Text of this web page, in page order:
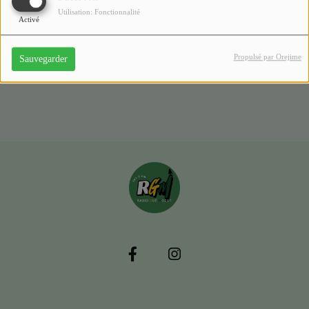
Activé
Utilisation: Fonctionnalité
Sauvegarder Propulsé par Orejime
s'insérer dans le milieu du travail
il y a 1 mois